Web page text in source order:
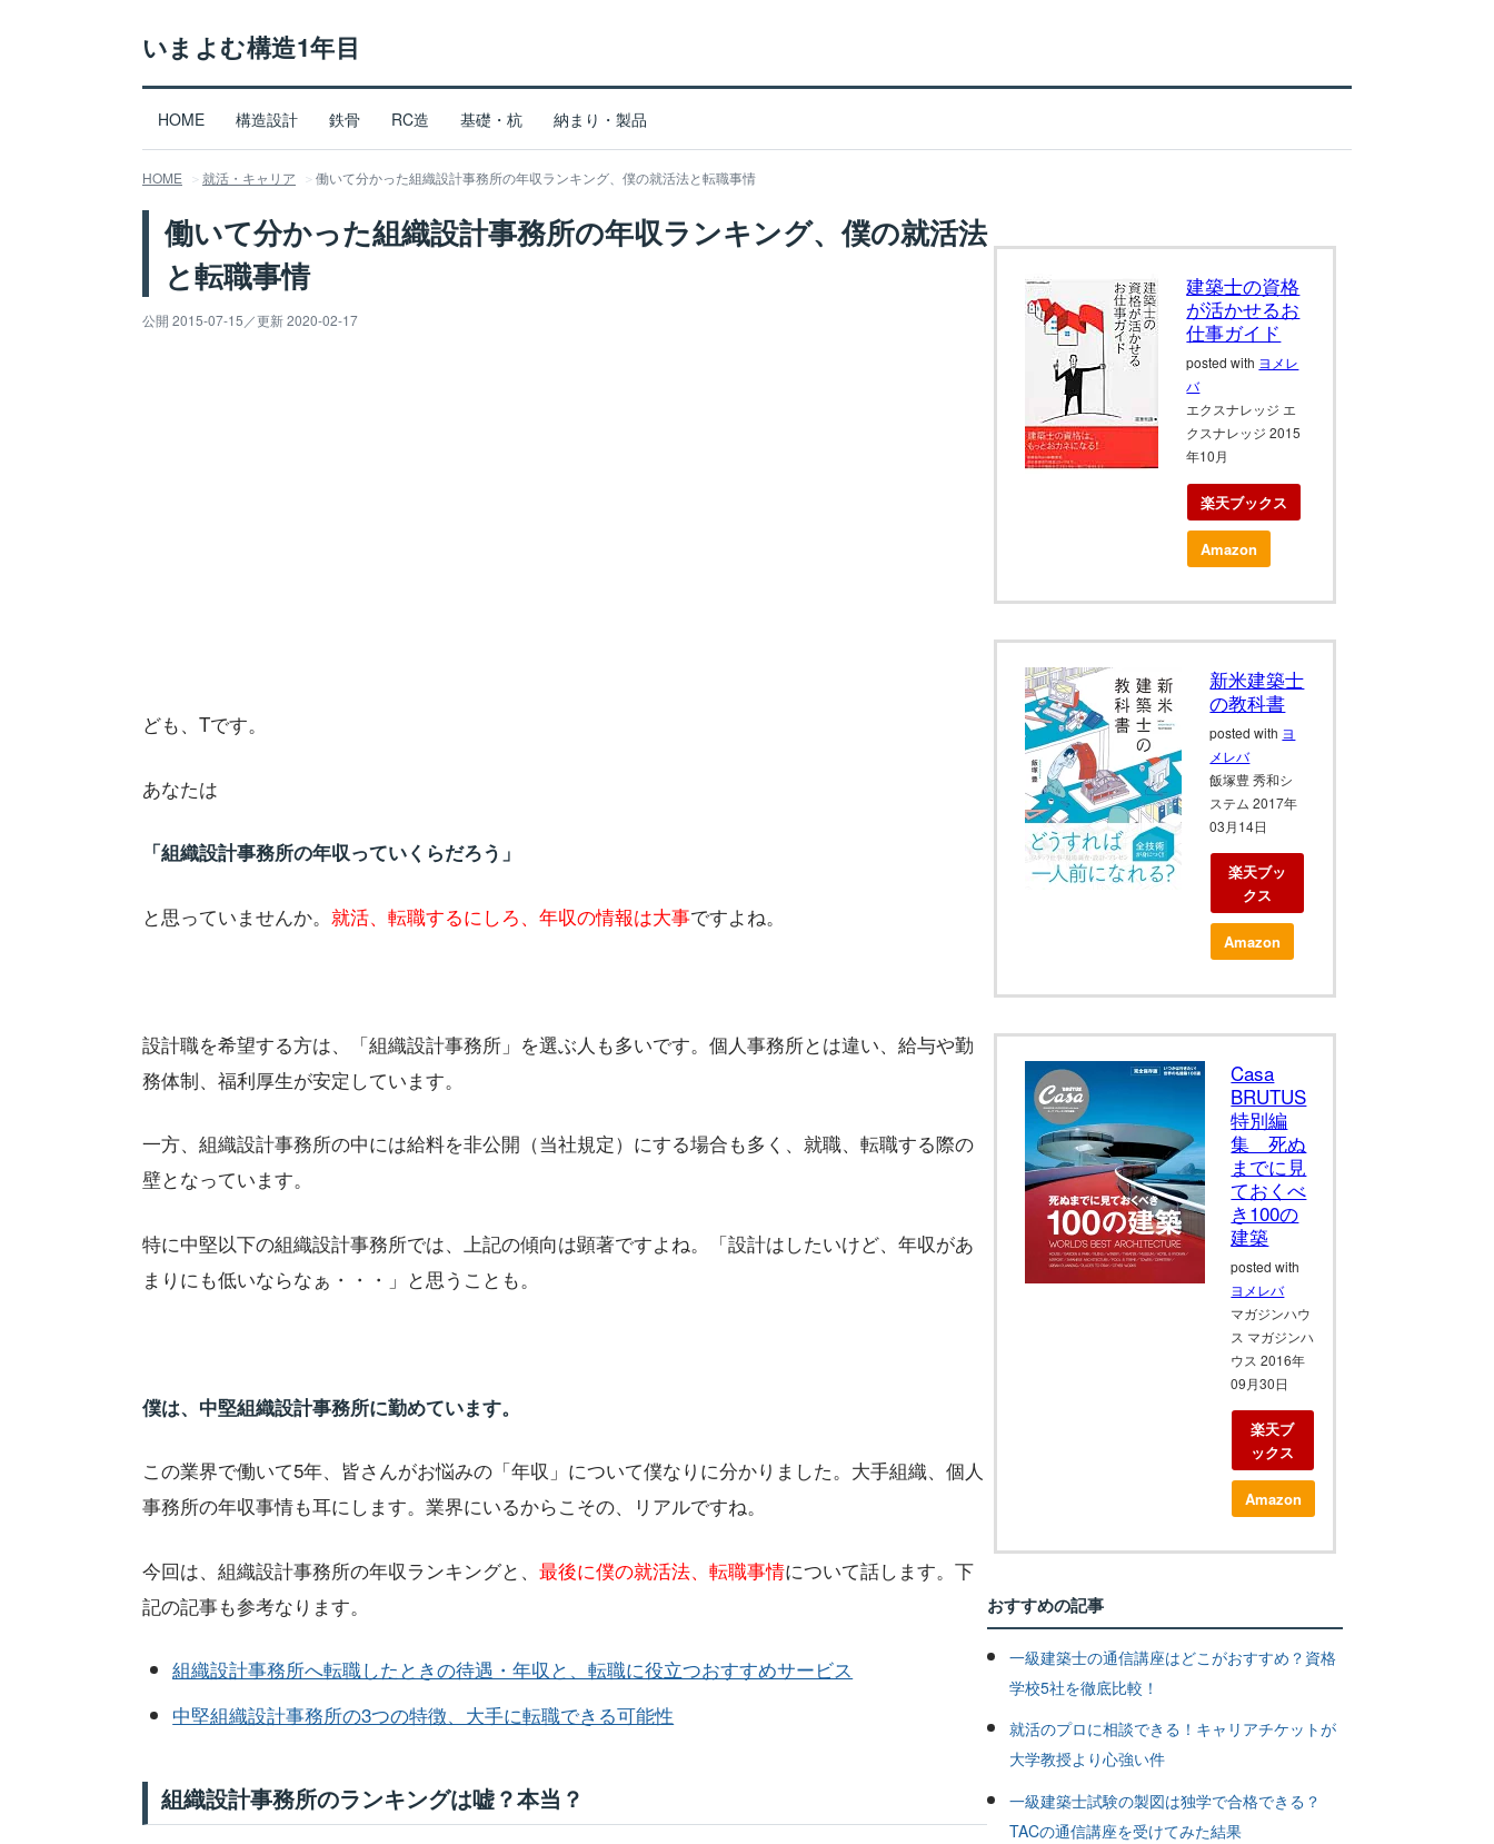
いまよむ構造1年目
HOME 構造設計 鉄骨 RC造 基礎・杭 納まり・製品
HOME 就活・キャリア 働いて分かった組織設計事務所の年収ランキング、僕の就活法と転職事情
働いて分かった組織設計事務所の年収ランキング、僕の就活法
と転職事情
公開 2015-07-15 ／更新 2020-02-17
ども、Tです。
あなたは
「組織設計事務所の年収っていくらだろう」
と思っていませんか。 就活、転職するにしろ、年収の情報は大事ですよね。
設計職を希望する方は、「組織設計事務所」を選ぶ人も多いです。個人事務所とは違い、給与や勤
務体制、福利厚生が安定しています。
一方、組織設計事務所の中には給料を非公開（当社規定）にする場合も多く、就職、転職する際の
壁となっています。
特に中堅以下の組織設計事務所では、上記の傾向は顕著ですよね。「設計はしたいけど、年収があ
まりにも低いならなぁ・・・」と思うことも。
僕は、中堅組織設計事務所に勤めています。
この業界で働いて5年、皆さんがお悩みの「年収」について僕なりに分かりました。大手組織、個人
事務所の年収事情も耳にします。業界にいるからこその、リアルですね。
今回は、組織設計事務所の年収ランキングと、 最後に僕の就活法、転職事情について話します。下
記の記事も参考なります。
組織設計事務所へ転職したときの待遇・年収と、転職に役立つおすすめサービス
中堅組織設計事務所の3つの特徴、大手に転職できる可能性
組織設計事務所のランキングは嘘？本当？
建築士の資格
が活かせるお
仕事ガイド
posted with ヨメレ
バ
エクスナレッジ エ
クスナレッジ 2015
年10月
楽天ブックス
Amazon
新米建築士
の教科書
posted with ヨ
メレバ
飯塚豊 秀和シ
ステム 2017年
03月14日
楽天ブッ
クス
Amazon
Casa
BRUTUS
特別編
集 死ぬ
までに見
ておくべ
き100の
建築
posted with
ヨメレバ
マガジンハウ
ス マガジンハ
ウス 2016年
09月30日
楽天ブ
ックス
Amazon
おすすめの記事
一級建築士の通信講座はどこがおすすめ？資格
学校5社を徹底比較！
就活のプロに相談できる！キャリアチケットが
大学教授より心強い件
一級建築士試験の製図は独学で合格できる？
TACの通信講座を受けてみた結果